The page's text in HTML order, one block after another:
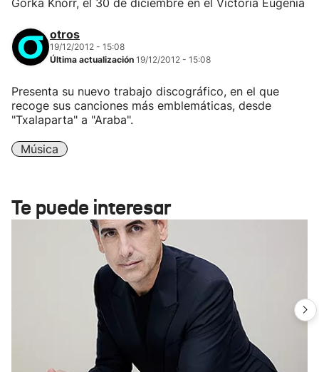
Gorka Knorr, el 30 de diciembre en el Victoria Eugenia
otros
19/12/2012 - 15:08
Última actualización 19/12/2012 - 15:08
Presenta su nuevo trabajo discográfico, en el que
recoge sus canciones más emblemáticas, desde
"Txalaparta" a "Araba".
Música
Te puede interesar